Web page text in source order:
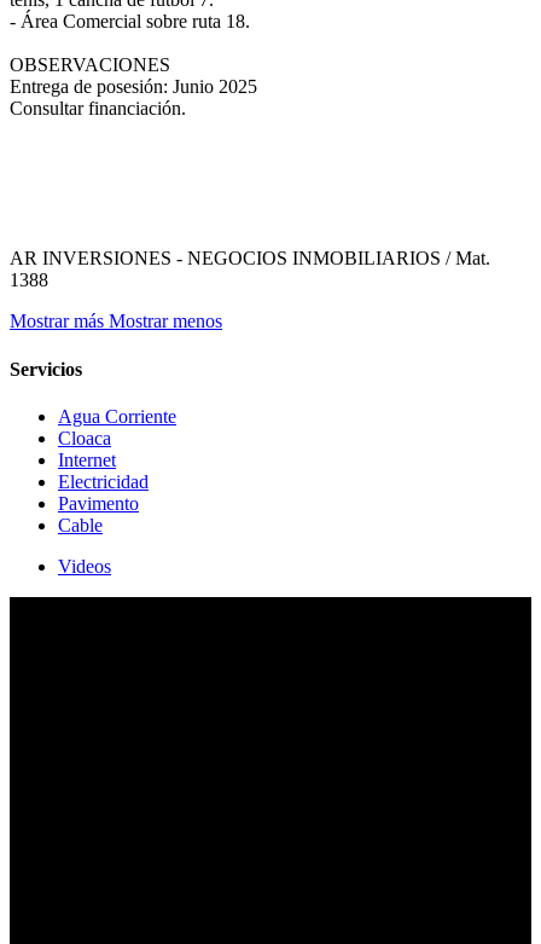
- Área Comercial sobre ruta 18.
OBSERVACIONES
Entrega de posesión: Junio 2025
Consultar financiación.
AR INVERSIONES - NEGOCIOS INMOBILIARIOS / Mat.
1388
Mostrar más Mostrar menos
Servicios
Agua Corriente
Cloaca
Internet
Electricidad
Pavimento
Cable
Videos